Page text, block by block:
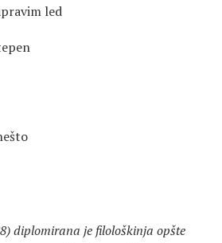
led
diplomirana je filološkinja opšte